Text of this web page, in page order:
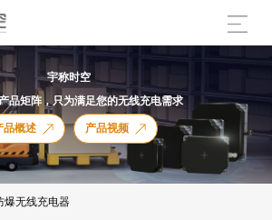
宇称时空
品矩阵，只为满足您的无线充电需求
品概述
产品视频
爆无线充电器